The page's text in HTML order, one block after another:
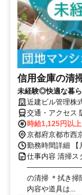
信用金庫の清
未経験◎快適な暮ら
近建ビル管理株
桂支店
交通・アクセス
時給1,125円以上
京都府京都市西
勤務時間詳細
仕事内容 清掃ス
の清掃 ＊拭き掃
内容や道具は...